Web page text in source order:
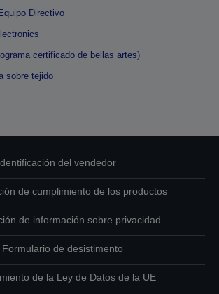
Directivo
certificado de bellas artes)
sobre tejido
del vendedor
de cumplimiento de los productos
de información sobre privacidad
Formulario de desistimento
de la Ley de Datos de la UE